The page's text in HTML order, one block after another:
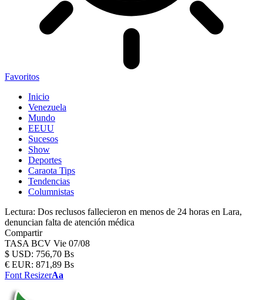
Favoritos
Inicio
Venezuela
Mundo
EEUU
Sucesos
Show
Deportes
Caraota Tips
Tendencias
Columnistas
Lectura: Dos reclusos fallecieron en menos de 24 horas en Lara,
denuncian falta de atención médica
Compartir
TASA BCV Vie 07/08
$ USD: 756,70 Bs
€ EUR: 871,89 Bs
Font ResizerAa